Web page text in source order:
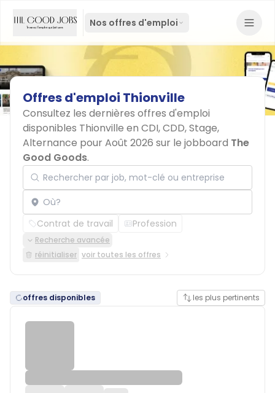
Nos offres d'emploi
Offresd'emploi Thionville
Consultez les dernières offres d'emploi
disponibles Thionville en CDI, CDD, Stage,
Alternance pour Août 2026 sur le jobboard The
Good Goods.
Rechercher par job, mot-clé ou entreprise
Localisation
Contrat de travail Profession
Recherche avancée
réinitialiser voir toutes les offres
offres disponibles les plus pertinents